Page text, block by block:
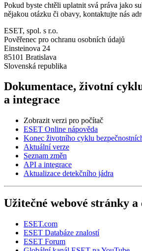
Pokud byste chtěli uplatnit svá práva jako
nějakou otázku či obavy, kontaktujte nás
ESET, spol. s r.o.
Pověřenec pro ochranu osobních údajů
Einsteinova 24
85101 Bratislava
Slovenská republika
Dokumentace, životní
a integrace
Zobrazit verzi pro počítač
ESET Online nápověda
Konec životního cyklu
Aktuální verze
Seznam změn
API a integrace
Aktualizace detekčního jádra
Užitečné webové stránky
ESET.com
ESET Databáze znalostí
ESET Forum